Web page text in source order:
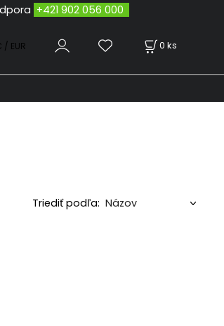
+421 902 056 000
0 ks
/ EUR
Triediť podľa: